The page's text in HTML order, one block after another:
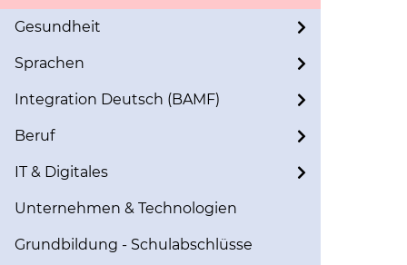
Gesundheit
Sprachen
Integration Deutsch (BAMF)
Beruf
IT & Digitales
Unternehmen & Technologien
Grundbildung - Schulabschlüsse